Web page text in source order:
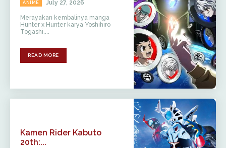
ANIME July 27, 2026
Merayakan kembalinya manga
Hunter x Hunter karya Yoshihiro
Togashi,...
READ MORE
Kamen Rider Kabuto
20th:...